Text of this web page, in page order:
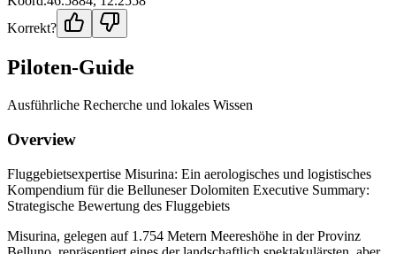
Korrekt?
Piloten-Guide
Ausführliche Recherche und lokales Wissen
Overview
Fluggebietsexpertise Misurina: Ein aerologisches und logistisches
Kompendium für die Belluneser Dolomiten Executive Summary:
Strategische Bewertung des Fluggebiets
Misurina, gelegen auf 1.754 Metern Meereshöhe in der Provinz